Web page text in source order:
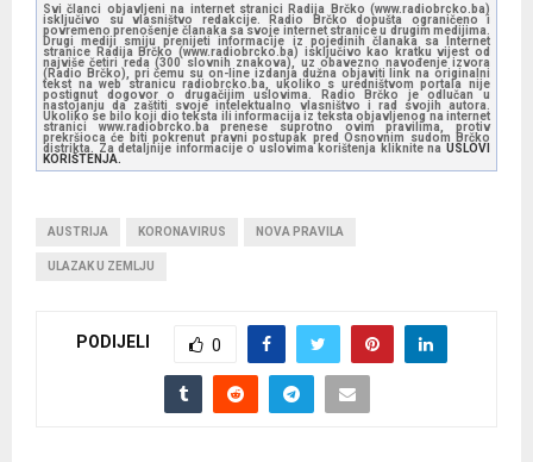
Svi članci objavljeni na internet stranici Radija Brčko (www.radiobrcko.ba)
isključivo su vlasništvo redakcije. Radio Brčko dopušta ograničeno i
povremeno prenošenje članaka sa svoje internet stranice u drugim medijima.
Drugi mediji smiju prenijeti informacije iz pojedinih članaka sa Internet
stranice Radija Brčko (www.radiobrcko.ba) isključivo kao kratku vijest od
najviše četiri reda (300 slovnih znakova), uz obavezno navođenje izvora
(Radio Brčko), pri čemu su on-line izdanja dužna objaviti link na originalni
tekst na web stranicu radiobrcko.ba, ukoliko s uredništvom portala nije
postignut dogovor o drugačijim uslovima. Radio Brčko je odlučan u
nastojanju da zaštiti svoje intelektualno vlasništvo i rad svojih autora.
Ukoliko se bilo koji dio teksta ili informacija iz teksta objavljenog na internet
stranici www.radiobrcko.ba prenese suprotno ovim pravilima, protiv
prekršioca će biti pokrenut pravni postupak pred Osnovnim sudom Brčko
distrikta. Za detaljnije informacije o uslovima korištenja kliknite na USLOVI
KORIŠTENJA.
AUSTRIJA KORONAVIRUS NOVA PRAVILA
ULAZAK U ZEMLJU
PODIJELI 0